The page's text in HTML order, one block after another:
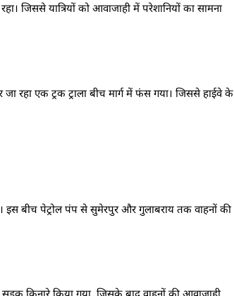
जिससे यात्रियों को आवाजाही में परेशानियों का सामना
रहा एक ट्रक ट्राला बीच मार्ग में फंस गया। जिससे हाईवे के
बीच पेट्रोल पंप से सुमेरपुर और गुलाबराय तक वाहनों की